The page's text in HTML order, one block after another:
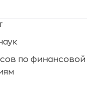
по финансовой